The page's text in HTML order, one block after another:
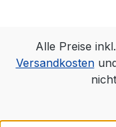
Alle Preise
Versandkosten